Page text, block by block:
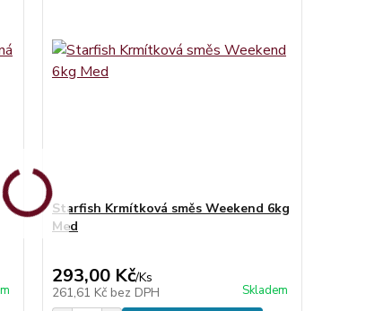
Starfish Krmítková směs Weekend 6kg
Med
293,00 Kč/Ks
261,61 Kč bez DPH Skladem